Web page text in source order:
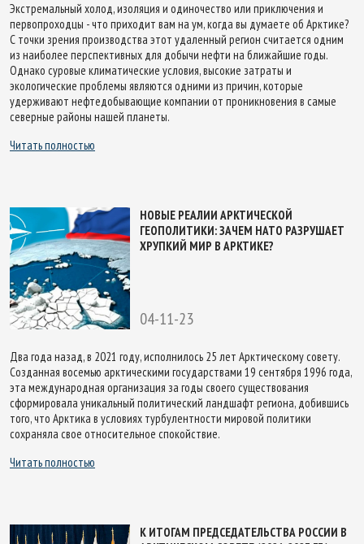
Экстремальный холод, изоляция и одиночество или приключения и
первопроходцы - что приходит вам на ум, когда вы думаете об Арктике?
С точки зрения производства этот удаленный регион считается одним
из наиболее перспективных для добычи нефти на ближайшие годы.
Однако суровые климатические условия, высокие затраты и
экологические проблемы являются одними из причин, которые
удерживают нефтедобывающие компании от проникновения в самые
северные районы нашей планеты.
Читать полностью
НОВЫЕ РЕАЛИИ АРКТИЧЕСКОЙ
ГЕОПОЛИТИКИ: ЗАЧЕМ НАТО РАЗРУШАЕТ
ХРУПКИЙ МИР В АРКТИКЕ?
04-11-23
Два года назад, в 2021 году, исполнилось 25 лет Арктическому совету.
Созданная восемью арктическими государствами 19 сентября 1996 года,
эта международная организация за годы своего существования
сформировала уникальный политический ландшафт региона, добившись
того, что Арктика в условиях турбулентности мировой политики
сохраняла свое относительное спокойствие.
Читать полностью
К ИТОГАМ ПРЕДСЕДАТЕЛЬСТВА РОССИИ В